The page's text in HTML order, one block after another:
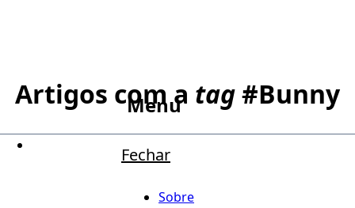
Menu
Fechar
Sobre
Artigos com a tag#Bunny